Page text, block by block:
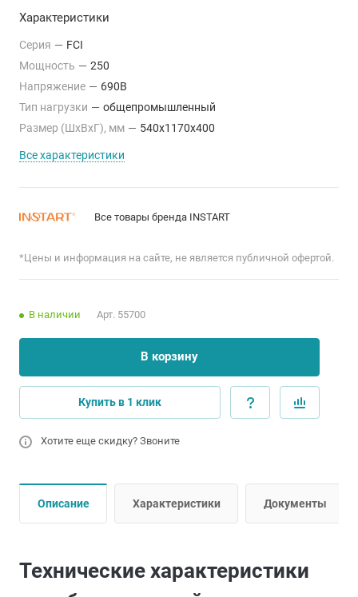
Характеристики
Серия — FCI
Мощность — 250
Напряжение — 690В
Тип нагрузки — общепромышленный
Размер (ШхВхГ), мм — 540x1170x400
Все характеристики
Все товары бренда INSTART
*Цены и информация на сайте, не является публичной офертой.
В наличии Арт. 55700
В корзину
Купить в 1 клик
Хотите еще скидку? Звоните
Описание Характеристики Документы
Технические характеристики